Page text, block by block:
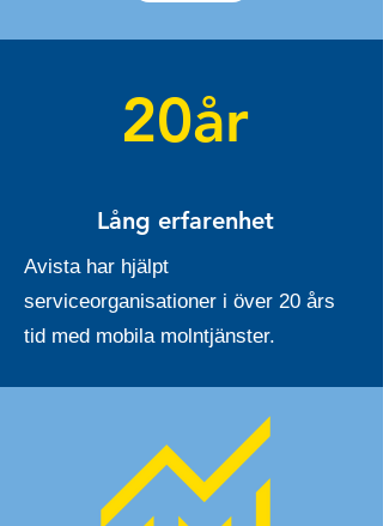
20år
Lång erfarenhet
Avista har hjälpt
serviceorganisationer i över 20 års
tid med mobila molntjänster.